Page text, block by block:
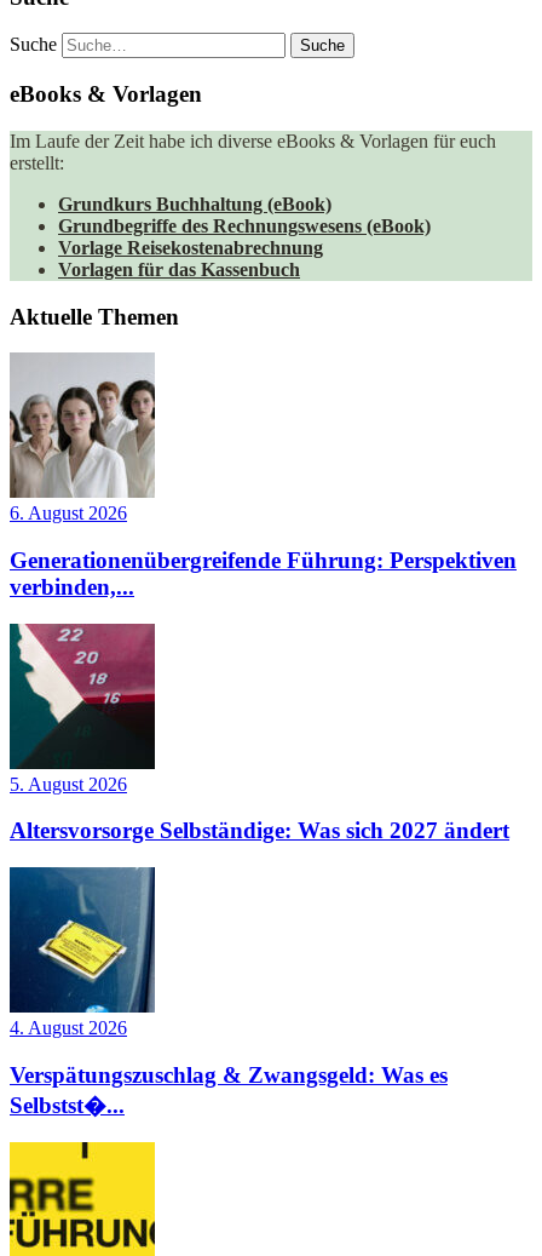
Suche
eBooks & Vorlagen
Im Laufe der Zeit habe ich diverse eBooks & Vorlagen für euch
erstellt:
Grundkurs Buchhaltung (eBook)
Grundbegriffe des Rechnungswesens (eBook)
Vorlage Reisekostenabrechnung
Vorlagen für das Kassenbuch
Aktuelle Themen
6. August 2026
Generationenübergreifende Führung: Perspektiven
verbinden,...
5. August 2026
Altersvorsorge Selbständige: Was sich 2027 ändert
4. August 2026
Verspätungszuschlag & Zwangsgeld: Was es
Selbstst�...